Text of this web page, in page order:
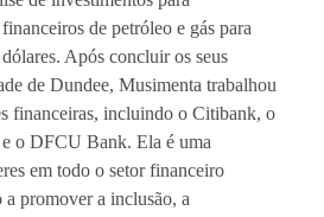
de petróleo e gás para
Após concluir os seus
de Dundee, Musimenta trabalhou
financeiras, incluindo o Citibank, o
o DFCU Bank. Ela é uma
em todo o setor financeiro
promover a inclusão, a